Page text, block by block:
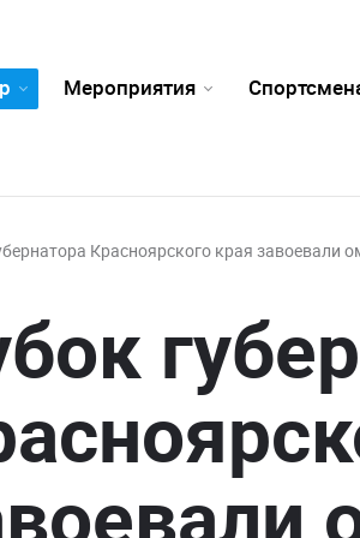
Мероприятия
Красноярского края завоевали